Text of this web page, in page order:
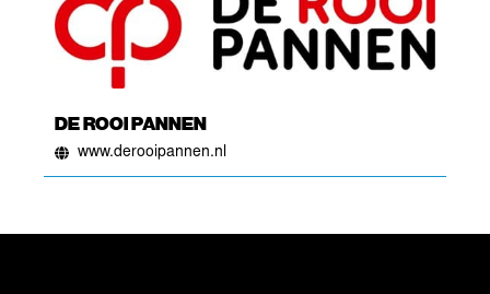
DE ROOI PANNEN
www.derooipannen.nl